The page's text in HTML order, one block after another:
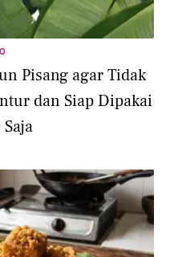
Pisang agar Tidak
dan Siap Dipakai